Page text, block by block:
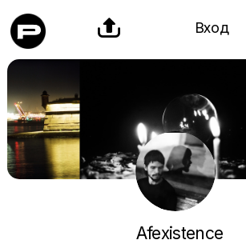
 Вход
Afexistence